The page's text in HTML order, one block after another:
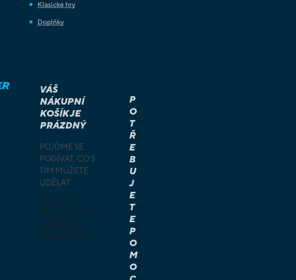
Klasické hry
Doplňky
VÁŠ
NÁKUPNÍ
KOŠÍK JE
PRÁZDNÝ
POJĎME SE
PODÍVAT, CO S
TÍM MŮŽETE
UDĚLAT
MŮŽETE
PROZKOUM
AT NAŠI
NABÍDKU
P
O
T
Ř
E
B
U
J
E
T
E
P
O
M
O